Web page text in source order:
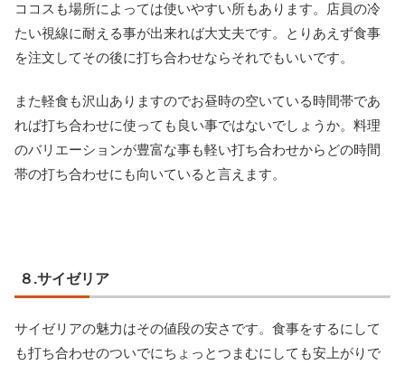
ココスも場所によっては使いやすい所もあります。店員の冷
たい視線に耐える事が出来れば大丈夫です。とりあえず食事
を注文してその後に打ち合わせならそれでもいいです。
また軽食も沢山ありますのでお昼時の空いている時間帯であ
れば打ち合わせに使っても良い事ではないでしょうか。料理
のバリエーションが豊富な事も軽い打ち合わせからどの時間
帯の打ち合わせにも向いていると言えます。
８.サイゼリア
サイゼリアの魅力はその値段の安さです。食事をするにして
も打ち合わせのついでにちょっとつまむにしても安上がりで